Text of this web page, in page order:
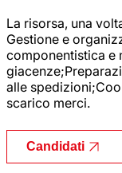
La risorsa, una
Gestione e
componentistica e
alle
scarico merci.
Candidati